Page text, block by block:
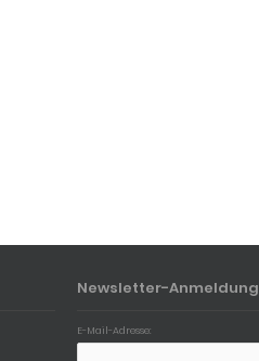
Newsletter-Anmeldung
E-Mail-Adresse: